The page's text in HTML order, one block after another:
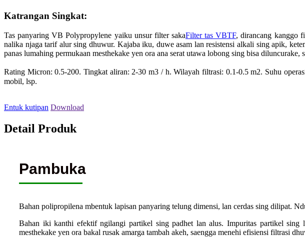
Katrangan Singkat:
Tas panyaring VB Polypropylene yaiku unsur filter sakaFilter tas VBTF, dirancang kanggo
nalika njaga tarif alur sing dhuwur. Kajaba iku, duwe asam lan resistensi alkali sing apik,
panas lumahing permukaan mesthekake yen ora ana serat utawa lobong sing bisa diluncurake,
Rating Micron: 0.5-200. Tingkat aliran: 2-30 m3 / h. Wilayah filtrasi: 0.1-0.5 m2. Suhu
mobil, lsp.
Entuk kutipan Download
Detail Produk
Pambuka
Bahan polipropilena mbentuk lapisan panyaring telung dimensi, lan cerdas sing dilipat.
Bahan iki kanthi efektif ngilangi partikel sing padhet lan alus. Impuritas partikel
mesthekake yen ora bakal rusak amarga tambah akeh, saengga menehi efisiensi filtrasi